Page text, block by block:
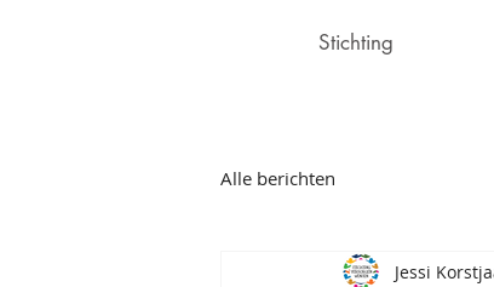
Stichting
Alle berichten
Jessi